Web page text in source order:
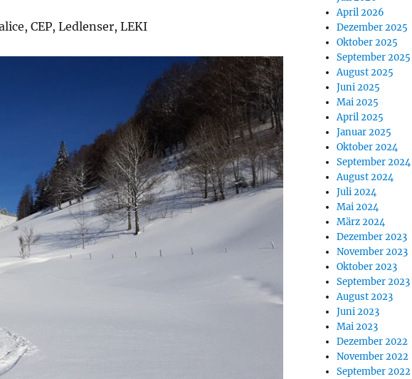
CEP, Ledlenser, LEKI
April 2026
Dezember 2025
Oktober 2025
September 2025
August 2025
Juni 2025
Mai 2025
April 2025
Januar 2025
Oktober 2024
September 2024
August 2024
Juli 2024
Mai 2024
März 2024
Dezember 2023
November 2023
Oktober 2023
September 2023
August 2023
Juni 2023
Mai 2023
Dezember 2022
November 2022
September 2022